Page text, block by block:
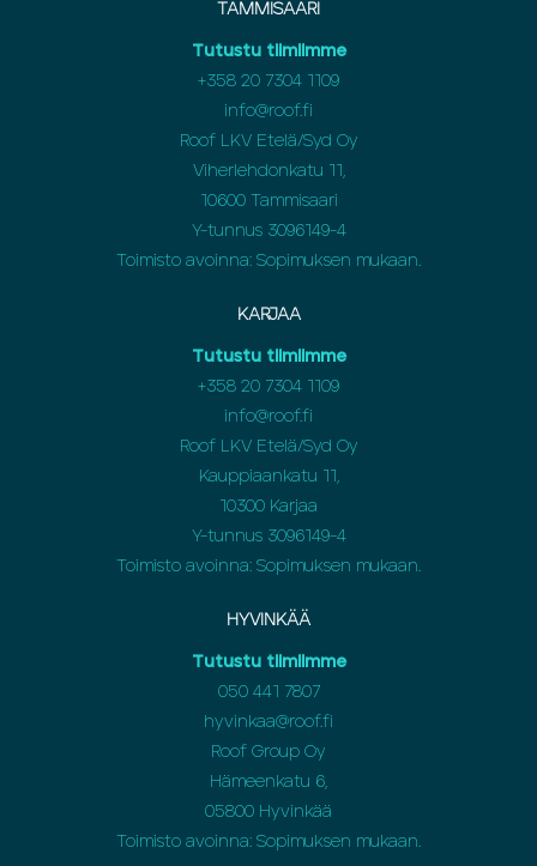
TAMMISAARI
Tutustu tiimiimme
+358 20 7304 1109
info@roof.fi
Roof LKV Etelä/Syd Oy
Viherlehdonkatu 11,
10600 Tammisaari
Y-tunnus 3096149-4
Toimisto avoinna: Sopimuksen mukaan.
KARJAA
Tutustu tiimiimme
+358 20 7304 1109
info@roof.fi
Roof LKV Etelä/Syd Oy
Kauppiaankatu 11,
10300 Karjaa
Y-tunnus 3096149-4
Toimisto avoinna: Sopimuksen mukaan.
HYVINKÄÄ
Tutustu tiimiimme
050 441 7807
hyvinkaa@roof.fi
Roof Group Oy
Hämeenkatu 6,
05800 Hyvinkää
Toimisto avoinna: Sopimuksen mukaan.